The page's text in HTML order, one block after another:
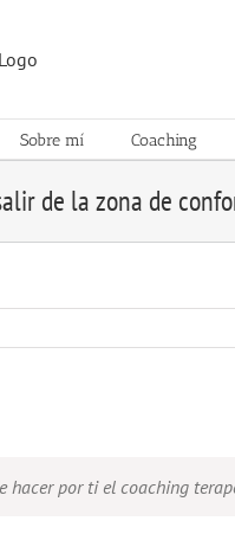
Sobre mí Coaching
de la zona de
hacer por ti el coaching